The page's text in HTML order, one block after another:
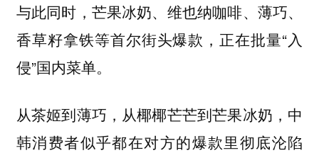
与此同时，芒果冰奶、维也纳咖啡、薄巧、
香草籽拿铁等首尔街头爆款，正在批量“入
侵”国内菜单。
从茶姬到薄巧，从椰椰芒芒到芒果冰奶，中
韩消费者似乎都在对方的爆款里彻底沦陷